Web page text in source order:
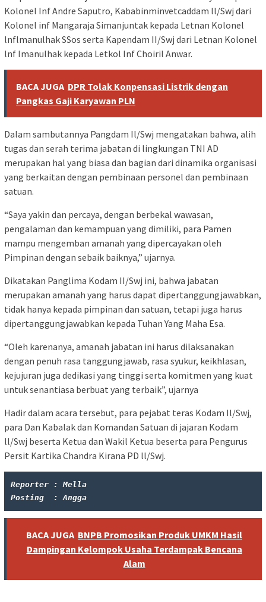
Kolonel Inf Andre Saputro, Kababinminvetcaddam ll/Swj dari
Kolonel inf Mangaraja Simanjuntak kepada Letnan Kolonel
lnflmanulhak SSos serta Kapendam II/Swj dari Letnan Kolonel
lnf Imanulhak kepada Letkol Inf Choiril Anwar.
BACA JUGA DPR Tolak Konpensasi Listrik dengan
Pangkas Gaji Karyawan PLN
Dalam sambutannya Pangdam Il/Swj mengatakan bahwa, alih
tugas dan serah terima jabatan di lingkungan TNI AD
merupakan hal yang biasa dan bagian dari dinamika organisasi
yang berkaitan dengan pembinaan personel dan pembinaan
satuan.
“Saya yakin dan percaya, dengan berbekal wawasan,
pengalaman dan kemampuan yang dimiliki, para Pamen
mampu mengemban amanah yang dipercayakan oleh
Pimpinan dengan sebaik baiknya,” ujarnya.
Dikatakan Panglima Kodam II/Swj ini, bahwa jabatan
merupakan amanah yang harus dapat dipertanggungjawabkan,
tidak hanya kepada pimpinan dan satuan, tetapi juga harus
dipertanggungjawabkan kepada Tuhan Yang Maha Esa.
“Oleh karenanya, amanah jabatan ini harus dilaksanakan
dengan penuh rasa tanggungjawab, rasa syukur, keikhlasan,
kejujuran juga dedikasi yang tinggi serta komitmen yang kuat
untuk senantiasa berbuat yang terbaik”, ujarnya
Hadir dalam acara tersebut, para pejabat teras Kodam Il/Swj,
para Dan Kabalak dan Komandan Satuan di jajaran Kodam
ll/Swj beserta Ketua dan Wakil Ketua beserta para Pengurus
Persit Kartika Chandra Kirana PD ll/Swj.
Reporter : Mella
Posting  : Angga
BACA JUGA BNPB Promosikan Produk UMKM Hasil
Dampingan Kelompok Usaha Terdampak Bencana
Alam